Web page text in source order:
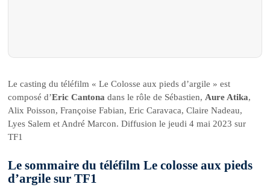
Le casting du téléfilm « Le Colosse aux pieds d’argile » est
composé d’Eric Cantonadans le rôle de Sébastien,Aure Atika,
Alix Poisson, Françoise Fabian, Eric Caravaca, Claire Nadeau,
Lyes Salem et André Marcon. Diffusion le jeudi 4 mai 2023 sur
TF1
Le sommaire du téléfilm Le colosse aux pieds
d’argile sur TF1